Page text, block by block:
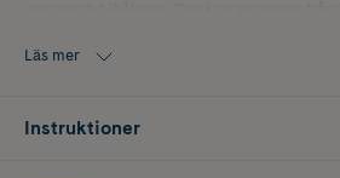
Physiomer Strong Jet innehåller 100%
Läs mer
Instruktioner